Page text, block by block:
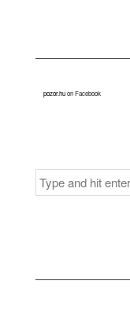
pozor.huon Facebook
Search
for: